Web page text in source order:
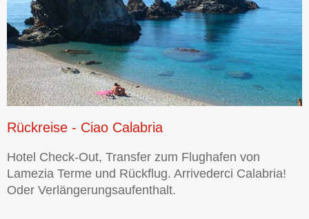
Rückreise - Ciao Calabria
Hotel Check-Out, Transfer zum Flughafen von
Lamezia Terme und Rückflug. Arrivederci Calabria!
Oder Verlängerungsaufenthalt.